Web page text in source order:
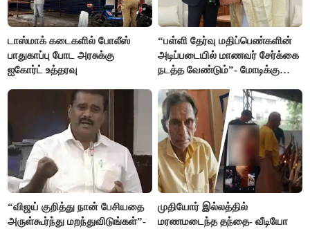
டாஸ்மாக் கடைகளில் போலீஸ்
பாதுகாப்பு போட அரசுக்கு
ஐகோர்ட் உத்தரவு
“பள்ளி தேர்வு மதிப்பெண்களின்
அடிப்படையில் மாணவர் சேர்க்கை
நடத்த வேண்டும்”- மோடிக்கு
“விஜய் குறித்து நான் பேசியதை
அருள்கூர்ந்து மறந்துவிடுங்கள்”-
முதியோர் இல்லத்தில்
மரணமடைந்த தந்தை- வீடியோ